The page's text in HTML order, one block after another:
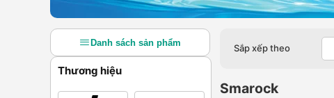
Danh sách sản phẩm
Thương hiệu
Sắp xếp theo
Smarock